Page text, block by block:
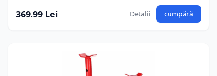
369.99 Lei Detalii cumpără